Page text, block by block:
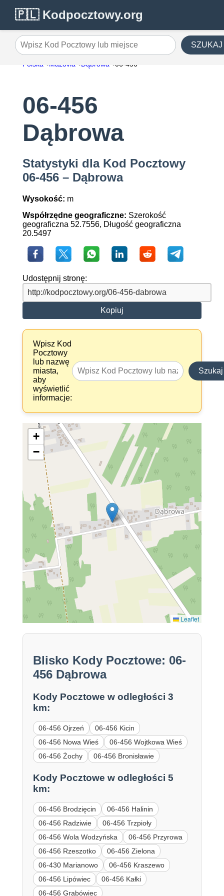
🇵🇱 Kodpocztowy.org
Wpisz Kod Pocztowy lub miejsce SZUKAJ
Polska Mazovia Dąbrowa 06-456
06-456
Dąbrowa
Statystyki dla Kod Pocztowy
06-456 – Dąbrowa
Wysokość: m
Współrzędne geograficzne: Szerokość
geograficzna 52.7556, Długość geograficzna
20.5497
Udostępnij stronę:
Kopiuj
Wpisz Kod
Pocztowy
lub nazwę
miasta,
aby
wyświetlić
informacje:
Szukaj
+
−
Leaflet
Blisko Kody Pocztowe: 06-
456 Dąbrowa
Kody Pocztowe w odległości 3
km:
06-456 Ojrzeń
06-456 Kicin
06-456 Nowa Wieś
06-456 Wojtkowa Wieś
06-456 Żochy
06-456 Bronisławie
Kody Pocztowe w odległości 5
km:
06-456 Brodzięcin
06-456 Halinin
06-456 Radziwie
06-456 Trzpioły
06-456 Wola Wodzyńska
06-456 Przyrowa
06-456 Rzeszotko
06-456 Zielona
06-430 Marianowo
06-456 Kraszewo
06-456 Lipówiec
06-456 Kałki
06-456 Grabówiec